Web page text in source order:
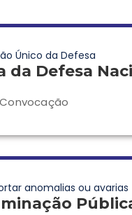
Único da Defesa
da Defesa
anomalias ou avarias